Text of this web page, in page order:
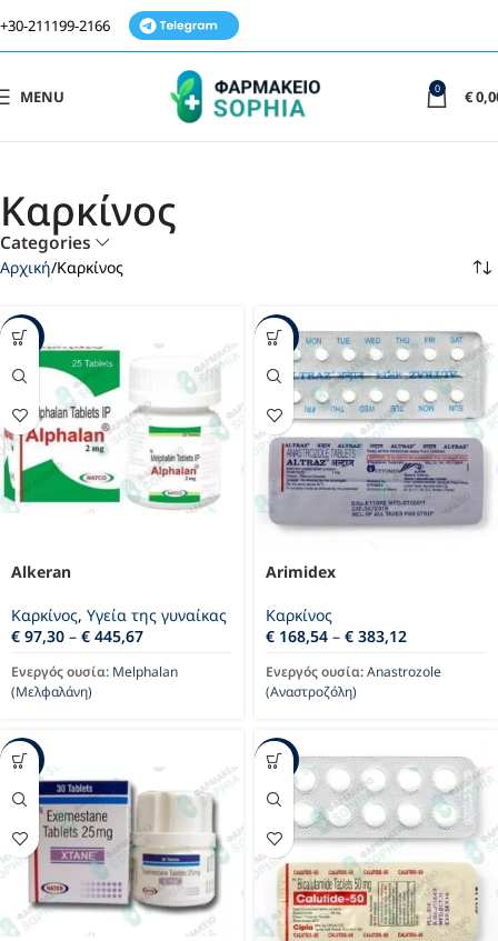
+30-211199-2166
MENU 0 €
Καρκίνος
Categories
Αρχική Καρκίνος
-49%
Alkeran
Καρκίνος, Υγεία της γυναίκας
€ 97,30 – € 445,67
Ενεργός ουσία: Melphalan
(Μελφαλάνη)
-24%
Arimidex
Καρκίνος
€ 168,54 – € 383,12
Ενεργός ουσία:Anastrozole
(Αναστροζόλη)
-22% -20%